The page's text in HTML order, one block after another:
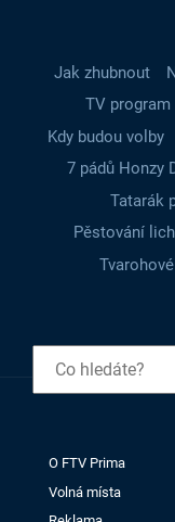
Jak zhubnout
TV program
Kdy budou volby
7 pádů Honzy
Tatarák
Pěstování
O FTV Prima
Volná místa